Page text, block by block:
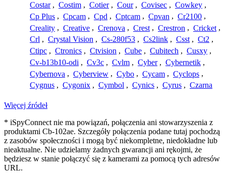
Costar , Costim , Cotier , Cour , Covisec , Cowkey ,
Cp Plus , Cpcam , Cpd , Cptcam , Cpvan , Cr2100 ,
Creality , Creative , Crenova , Crest , Crestron , Cricket ,
Crl , Crystal Vision , Cs-280f53 , Cs2link , Csst , Ct2 ,
Ctipc , Ctronics , Ctvision , Cube , Cubitech , Cusxy ,
Cv-b13b10-odi , Cv3c , Cvlm , Cyber , Cybernetik ,
Cybernova , Cyberview , Cybo , Cycam , Cyclops ,
Cygnus , Cygonix , Cymbol , Cynics , Cyrus , Czarna
Więcej źródeł
* iSpyConnect nie ma powiązań, połączenia ani stowarzyszenia z
produktami Cb-102ae. Szczegóły połączenia podane tutaj pochodzą
z zasobów społeczności i mogą być niekompletne, niedokładne lub
nieaktualne. Nie udzielamy żadnych gwarancji ani rękojmi, że
będziesz w stanie połączyć się z kamerami za pomocą tych adresów
URL.